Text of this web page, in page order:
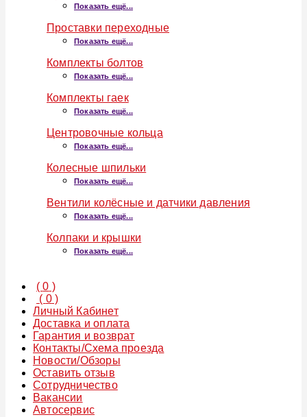
Показать ещё...
Проставки переходные
Показать ещё...
Комплекты болтов
Показать ещё...
Комплекты гаек
Показать ещё...
Центровочные кольца
Показать ещё...
Колесные шпильки
Показать ещё...
Вентили колёсные и датчики давления
Показать ещё...
Колпаки и крышки
Показать ещё...
(0 )
( 0)
Личный Кабинет
Доставка и оплата
Гарантия и возврат
Контакты/Схема проезда
Новости/Обзоры
Оставить отзыв
Сотрудничество
Вакансии
Автосервис